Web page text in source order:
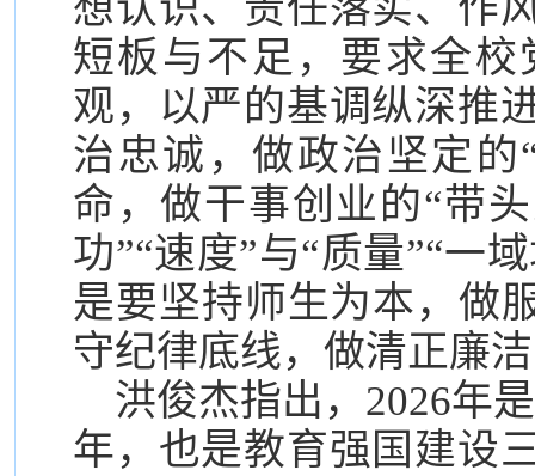
想认识、责任落实、作
短板与不足，要求全
观，以严的基调纵深推
治忠诚，做政治坚定
命，做干事创业的“带
功”“速度”与“质量”“一
是要坚持师生为本，做
守纪律底线，做清正廉
洪俊杰指出，2026年
年，也是教育强国建设